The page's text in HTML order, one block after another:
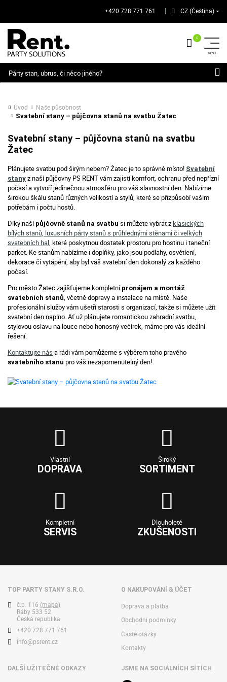
+420 728 771 761 CZ (Čeština)
Úvod Naše působnost
Svatební stany – půjčovna stanů na svatbu Žatec
Svatební stany – půjčovna stanů na svatbu
Žatec
Plánujete svatbu pod širým nebem? Žatec je to správné místo! Svatební
stany z naší půjčovny PS RENT vám zajistí komfort, ochranu před nepřízní
počasí a vytvoří jedinečnou atmosféru pro váš slavnostní den. Nabízíme
širokou škálu stanů různých velikostí a stylů, které se přizpůsobí vašim
potřebám i počtu hostů.
Díky naší půjčovně stanů na svatbu si můžete vybrat z klasických
bílých stanů, luxusních párty stanů s průhlednými stěnami či velkých
svatebních hal, které poskytnou dostatek prostoru pro hostinu i taneční
parket. Ke stanům nabízíme i doplňky, jako jsou podlahy, osvětlení,
dekorace či vytápění, aby byl váš svatební den dokonalý za každého
počasí.
Pro město Žatec zajišťujeme kompletní pronájem a montáž
svatebních stanů, včetně dopravy a instalace na místě. Naše
profesionální služby vám ušetří starosti s organizací, takže si můžete užít
svatební den naplno. Ať už plánujete romantickou zahradní svatbu,
stylovou oslavu na louce nebo honosný večírek, máme pro vás ideální
řešení.
Kontaktujte nás a rádi vám pomůžeme s výběrem toho pravého
svatebního stanu pro váš nezapomenutelný den!
Vlastní
DOPRAVA
Široký
SORTIMENT
Kompletní
SERVIS
Dlouholeté
ZKUŠENOSTI
TOP PARTY STANY S.R.O.
č.p. 116 (mapa)
Ráby 533 52
Česká republika
+420 728 771 761
info@psrent.cz
O NAKUPOVÁNÍ & ÚČET
Doprava a platba
Obchodní podmínky
Časté otázky
Kontakty
DALŠÍ UŽITEČNÉ ODKAZY JSME NA SOCIÁLNÍCH SÍTÍCH